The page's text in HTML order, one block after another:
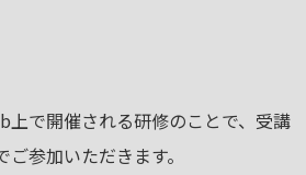
で開催される研修のことで、受講
参加いただきます。